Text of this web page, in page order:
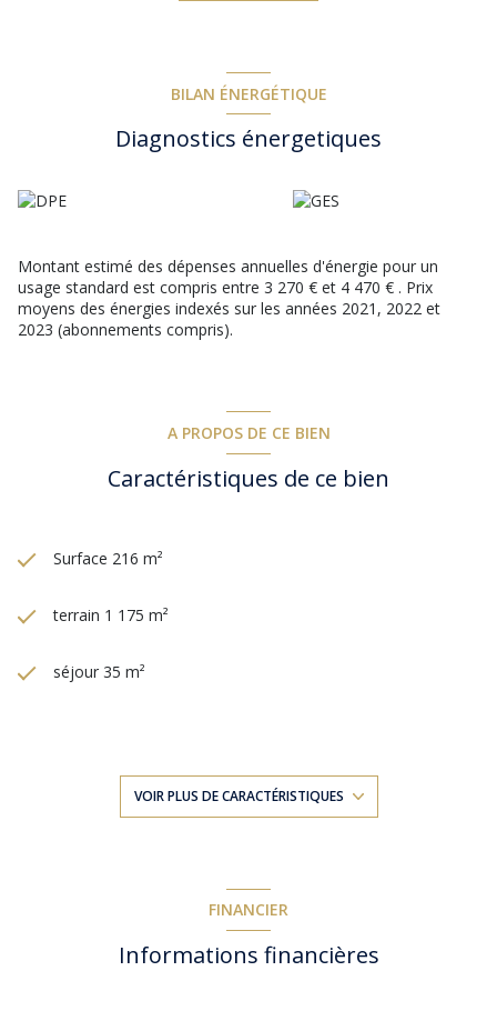
en conformité de la fosse septique.
Les informations sur les risques auxquels ce bien est exposé
sont disponibles sur le siteGéorisques
BILAN ÉNERGÉTIQUE
Diagnostics énergetiques
Montant estimé des dépenses annuelles d'énergie pour un
usage standard est compris entre 3 270 € et 4 470 € . Prix
moyens des énergies indexés sur les années 2021, 2022 et
2023 (abonnements compris).
A PROPOS DE CE BIEN
Caractéristiques de ce bien
Surface 216 m²
terrain 1 175 m²
séjour 35 m²
cuisine américaine (semi-équipée)
VOIR PLUS DE CARACTÉRISTIQUES
FINANCIER
Informations financières